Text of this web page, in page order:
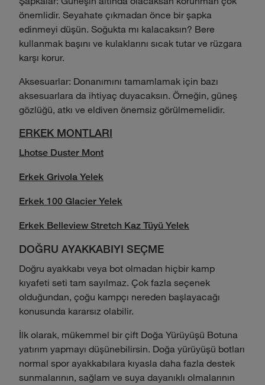
önemlidir. Seyahate çıkmadan önce bir şapka
edinmeyi düşün. Soğukta mı kalacaksın? Bere
kullanmak başını ve kulaklarını sıcak tutar ve rüzgara
karşı korur.
Aksesuarlar: Donanımını tamamlamak için bazı
aksesuarlara da ihtiyaç duyacaksın. Örneğin, güneş
gözlüğü, atkı ve eldiven önemsiz görülmemelidir.
ERKEK MONTLARI
Lhotse Duster Mont
Erkek Grivola Yelek
Erkek 100 Glacier Yelek
Erkek Belleview Stretch Kaz Tüyü Yelek
DOĞRU AYAKKABIYI SEÇME
Doğru ayakkabı veya bot olmadan hiçbir kamp
kıyafeti seti tam sayılmaz. Çok fazla seçenek
olduğundan, çoğu kampçı nereden başlayacağı
konusunda kararsız olabilir.
İlk olarak, mükemmel bir çift Doğa Yürüyüşü Botuna
yatırım yapmayı düşünebilirsin. Doğa yürüyüşü botları
normal spor ayakkabılara kıyasla daha fazla destek
sunmalarının, sağlam ve suya dayanıklı olmalarının